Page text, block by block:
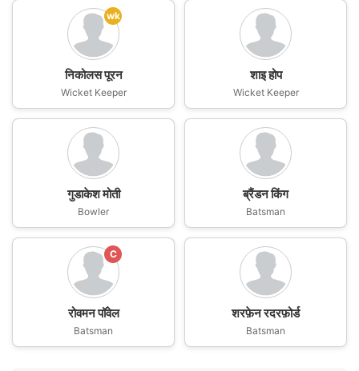
wk
निकोलस पूरन
Wicket Keeper
शाइ होप
Wicket Keeper
गुडाकेश मोती
Bowler
ब्रैंडन किंग
Batsman
C
रोवमन पॉवेल
Batsman
शरफ़ेन रदरफ़ोर्ड
Batsman